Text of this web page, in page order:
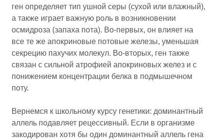
ген определяет тип ушной серы (сухой или влажный),
а также играет важную роль в возникновении
осмидроза (запаха пота). Во-первых, он влияет на
все те же апокриновые потовые железы, уменьшая
секрецию пахучих молекул. Во-вторых, ген также
связан с сильной атрофией апокриновых желез и с
понижением концентрации белка в подмышечном
поту.
Вернемся к школьному курсу генетики: доминантный
аллель подавляет рецессивный. Если в организме
закодирован хотя бы один доминантный аллель гена